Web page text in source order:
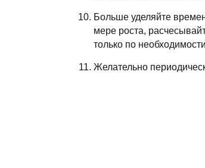
Больше уделяйте
мере роста,
только по
Желательно